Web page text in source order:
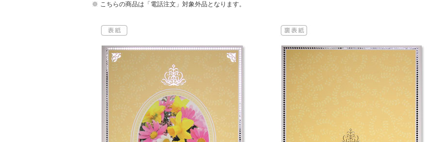
※ こちらの商品は「電話注文」対象外品となります。